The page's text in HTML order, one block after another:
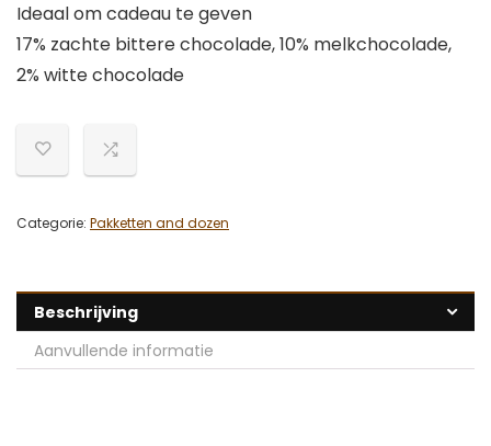
Ideaal om cadeau te geven
17% zachte bittere chocolade, 10% melkchocolade,
2% witte chocolade
Categorie: Pakketten and dozen
Beschrijving
Aanvullende informatie